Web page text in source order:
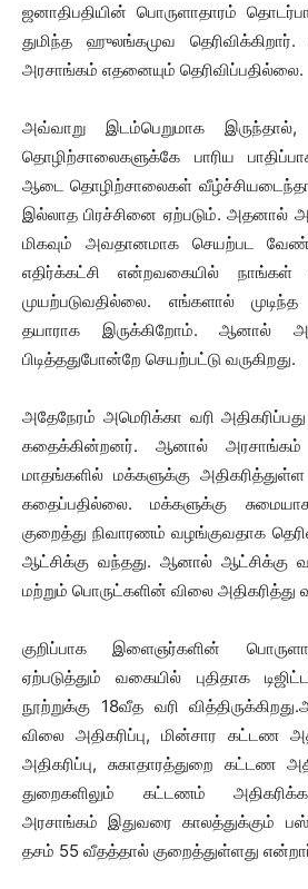
ஜனாதிபதியின் பொருளாதாரம்
துமிந்த ஹுலங்கமுவ
அரசாங்கம் எதனையும் தெரிவிப்பதில்லை.
அவ்வாறு இடம்பெறுமாக
தொழிற்சாலைகளுக்கே பாரிய
ஆடை தொழிற்சாலைகள்
இல்லாத பிரச்சினை ஏற்படும். அதனால்
மிகவும் அவதானமாக செயற்பட
எதிர்க்கட்சி என்றவகையில் நாங்கள்
முயற்படுவதில்லை. எங்களால்
தயாராக இருக்கிறோம். ஆனால்
பிடித்ததுபோன்றே செயற்பட்டு வருகிறது.
அதேநேரம் அமெரிக்கா வரி
கதைக்கின்றனர். ஆனால் அரசாங்கம்
மாதங்களில் மக்களுக்கு
கதைப்பதில்லை. மக்களுக்கு
குறைத்து நிவாரணம் வழங்குவதாக
ஆட்சிக்கு வந்தது. ஆனால் ஆட்சிக்கு
மற்றும் பொருட்களின் விலை அதிகரித்து
குறிப்பாக இளைஞர்களின்
ஏற்படுத்தும் வகையில் புதிதாக
நூற்றுக்கு 18வீத வரி
விலை அதிகரிப்பு, மின்சார கட்டண
அதிகரிப்பு, சுகாதாரத்துறை கட்டண
துறைகளிலும் கட்டணம்
அரசாங்கம் இதுவரை காலத்துக்கும்
தசம் 55 வீதத்தால் குறைத்துள்ளது